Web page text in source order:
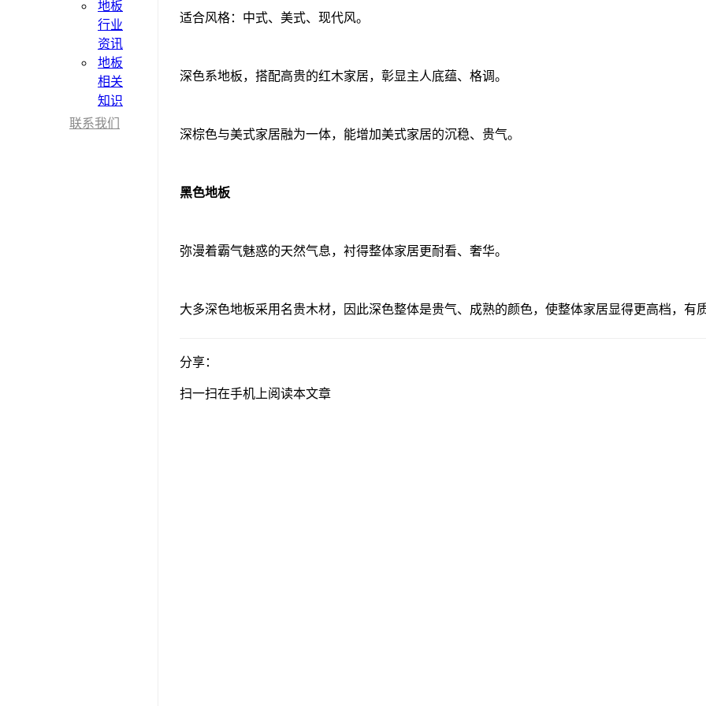
地板
行业
资讯
地板
相关
知识
联系我们
适合风格：中式、美式、现代风。
深色系地板，搭配高贵的红木家居，彰显主人底蕴、格调。
深棕色与美式家居融为一体，能增加美式家居的沉稳、贵气。
黑色地板
弥漫着霸气魅惑的天然气息，衬得整体家居更耐看、奢华。
大多深色地板采用名贵木材，因此深色整体是贵气、成熟的颜色，使整体家居显得更高档，有
分享：
扫一扫在手机上阅读本文章